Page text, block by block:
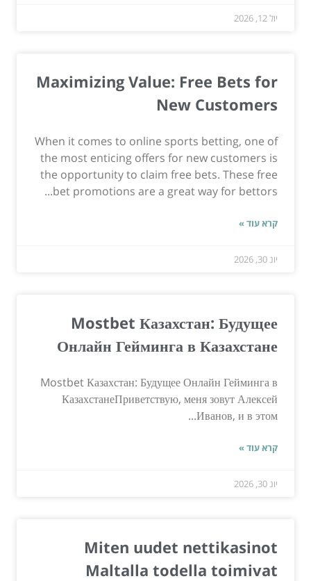
יול 12, 2026
Maximizing Value: Free Bets for
New Customers
When it comes to online sports betting, one of
the most enticing offers for new customers is
the opportunity to claim free bets. These free
bet promotions are a great way for bettors...
קרא עוד »
יונ 30, 2026
Mostbet Казахстан: Будущее
Онлайн Гейминга в Казахстане
Mostbet Казахстан: Будущее Онлайн Гейминга в
КазахстанеПриветствую, меня зовут Алексей
Иванов, и в этом...
קרא עוד »
יונ 30, 2026
Miten uudet nettikasinot
Maltalla todella toimivat